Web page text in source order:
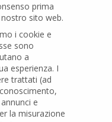
prima
sito web.
i cookie e
sono
a
esperienza. I
trattati (ad
e
la misurazione